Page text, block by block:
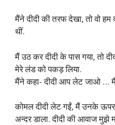
मैंने दीदी की तरफ देखा, तो वो
थीं.
मैं उठ कर दीदी के पास गया, तो
मेरे लंड को पकड़ लिया.
मैंने कहा- दीदी आप लेट जाओ …
कोमल दीदी लेट गईं, मैं उनके
अन्दर डाला. दीदी की आवाज मुझे